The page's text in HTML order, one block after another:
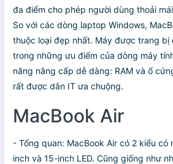
đa điểm cho phép người dùng thoải
So với các dòng laptop Windows,
thuộc loại đẹp nhất. Máy được trang bị
trong những ưu điểm của dòng máy
năng nâng cấp dễ dàng: RAM và ổ
rất được dân IT ưa chuộng.
MacBook Air
- Tổng quan: MacBook Air có 2 kiểu có
inch và 15-inch LED. Cũng giống như